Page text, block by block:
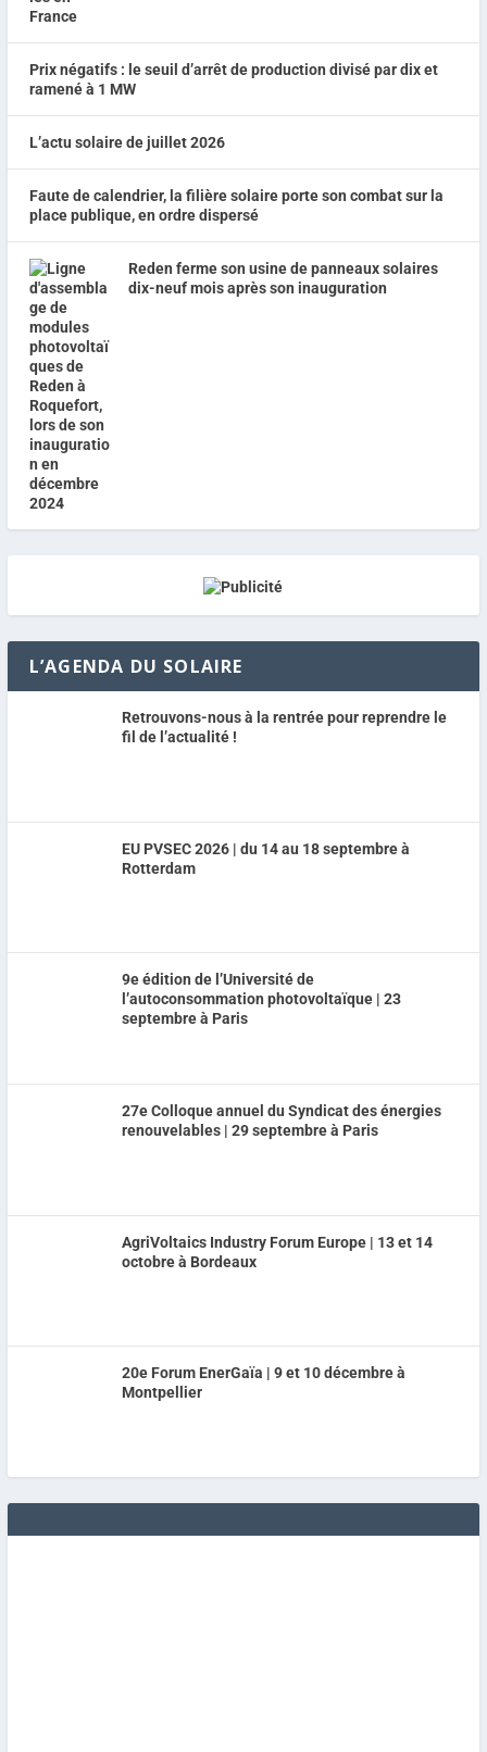
Prix négatifs : le seuil d’arrêt de production divisé par dix et
ramené à 1 MW
L’actu solaire de juillet 2026
Faute de calendrier, la filière solaire porte son combat sur la
place publique, en ordre dispersé
Reden ferme son usine de panneaux solaires
dix-neuf mois après son inauguration
L’AGENDA DU SOLAIRE
Retrouvons-nous à la rentrée pour reprendre le
fil de l’actualité !
EU PVSEC 2026 | du 14 au 18 septembre à
Rotterdam
9e édition de l’Université de
l’autoconsommation photovoltaïque | 23
septembre à Paris
27e Colloque annuel du Syndicat des énergies
renouvelables | 29 septembre à Paris
AgriVoltaics Industry Forum Europe | 13 et 14
octobre à Bordeaux
20e Forum EnerGaïa | 9 et 10 décembre à
Montpellier